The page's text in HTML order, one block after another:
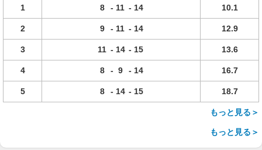
1 8 - 11 - 14 10.1
2 9 - 11 - 14 12.9
3 11 - 14 - 15 13.6
4 8 - 9 - 14 16.7
5 8 - 14 - 15 18.7
もっと見る＞
もっと見る＞